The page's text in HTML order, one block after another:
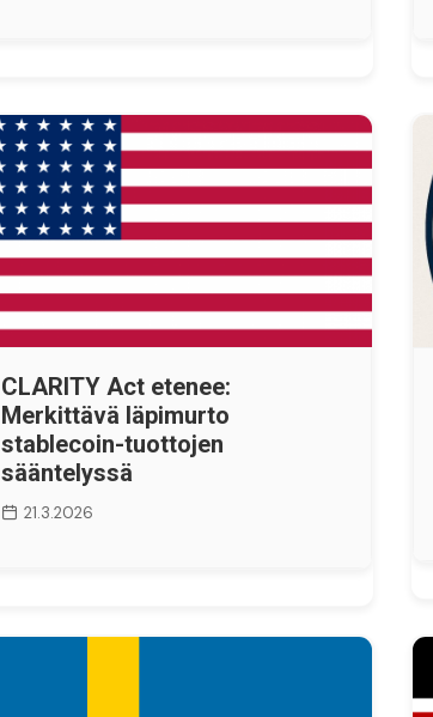
CLARITY Act etenee:
Merkittävä läpimurto
stablecoin-tuottojen
sääntelyssä
21.3.2026